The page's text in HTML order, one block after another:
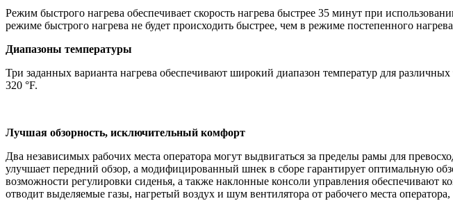
Режим быстрого нагрева обеспечивает скорость нагрева быстрее 35 минут при
режиме быстрого нагрева не будет происходить быстрее, чем в режиме постепенного
Диапазоны температуры
Три заданных варианта нагрева обеспечивают широкий диапазон температур для
320 °F.
Лучшая обзорность, исключительный комфорт
Два независимых рабочих места оператора могут выдвигаться за пределы рамы для
улучшает передний обзор, а модифицированный шнек в сборе гарантирует оптимальную
возможности регулировки сиденья, а также наклонные консоли управления обеспечивают
отводит выделяемые газы, нагретый воздух и шум вентилятора от рабочего места